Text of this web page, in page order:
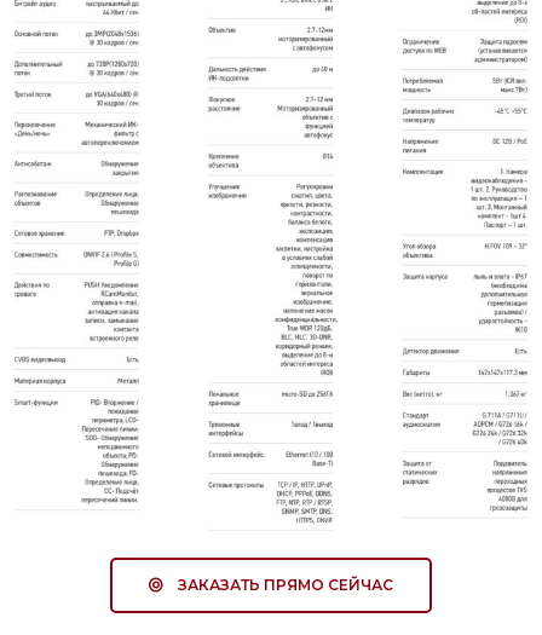
ЗАКАЗАТЬ ПРЯМО СЕЙЧАС